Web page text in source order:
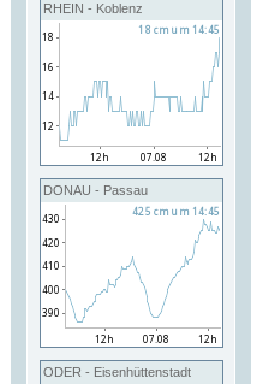
RHEIN - Koblenz
DONAU - Passau
ODER - Eisenhüttenstadt